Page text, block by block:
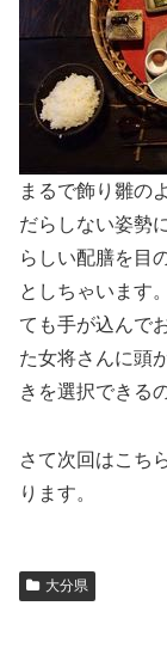
まるで飾り雛の
だらしない姿勢
らしい配膳を目
としちゃいます
ても手が込んで
た女将さんに頭
きを選択できる
さて次回はこち
ります。
大分県